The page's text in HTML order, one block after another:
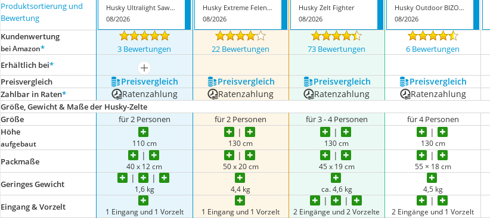
Produktsortierung und
Bewertung
Husky Ultralight Sawaj Camel 2
08/2026
Husky Extreme Felen 2-3
08/2026
Husky Zelt Fighter
08/2026
Husky Outdoor BIZON 4 Plus
08/2026
Kundenwertung
bei Amazon* 3 Bewertungen 22 Bewertungen 73 Bewertungen 6 Bewertungen
Erhältlich bei*
mehr anzeigen
Preis­vergleich
Preis­vergleich Preis­vergleich Preis­vergleich Preis­vergleich
Zahlbar in Raten* Ratenzahlung Ratenzahlung Ratenzahlung Ratenzahlung
Größe, Gewicht & Maße der Husky-Zelte
Größe
für 2 Personen für 2 Personen für 3 - 4 Personen für 4 Personen
Höhe
aufgebaut 110 cm 130 cm 130 cm 130 cm
Packmaße 40 x 12 cm ‎50 x 20 cm 45 x 19 cm 55 × 18 cm
Geringes Gewicht 1,6 kg 4,4 kg ca. 4,6 kg 4,5 kg
Eingang & Vorzelt 1 Eingang und 1 Vorzelt 1 Eingang und 1 Vorzelt 2 Eingänge und 2 Vorzelte 2 Eingänge und 1 Vorzelt